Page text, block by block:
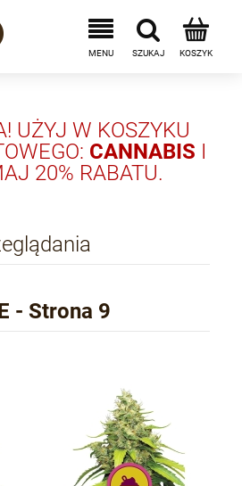
UŻYJ W KOSZYKU
CANNABIS I
20% RABATU.
- Strona 9